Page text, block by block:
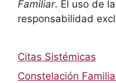
Familiar. El uso de
responsabilidad
Citas Sistémicas
Constelación